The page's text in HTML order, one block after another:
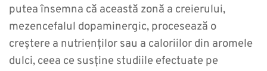
putea însemna că această zonă a creierului,
mezencefalul dopaminergic, procesează o
creștere a nutrienților sau a caloriilor din aromele
dulci, ceea ce susține studiile efectuate pe